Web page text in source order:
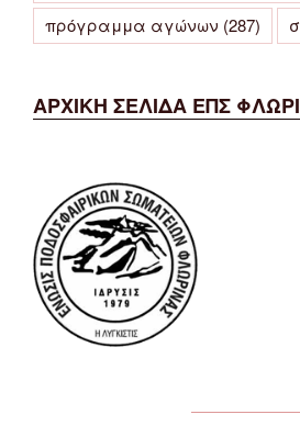
πρόγραμμα αγώνων (287)
ΑΡΧΙΚΗ ΣΕΛΙΔΑ ΕΠΣ